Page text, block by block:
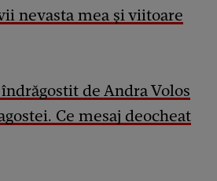
nevasta mea și viitoare
de Andra Volos
Ce mesaj deocheat